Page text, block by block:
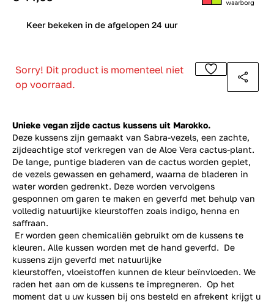
Keer bekeken in de afgelopen 24 uur
Sorry! Dit product is momenteel niet
op voorraad.
Unieke vegan zijde cactus kussens uit Marokko.
Deze kussens zijn gemaakt van Sabra-vezels, een zachte,
zijdeachtige stof verkregen van de Aloe Vera cactus-plant.
De lange, puntige bladeren van de cactus worden geplet,
de vezels gewassen en gehamerd, waarna de bladeren in
water worden gedrenkt. Deze worden vervolgens
gesponnen om garen te maken en geverfd met behulp van
volledig natuurlijke kleurstoffen zoals indigo, henna en
saffraan.
Er worden geen chemicaliën gebruikt om de kussens te
kleuren. Alle kussen worden met de hand geverfd. De
kussens zijn geverfd met natuurlijke
kleurstoffen, vloeistoffen kunnen de kleur beïnvloeden. We
raden het aan om de kussens te impregneren. Op het
moment dat u uw kussen bij ons besteld en afrekent krijgt u